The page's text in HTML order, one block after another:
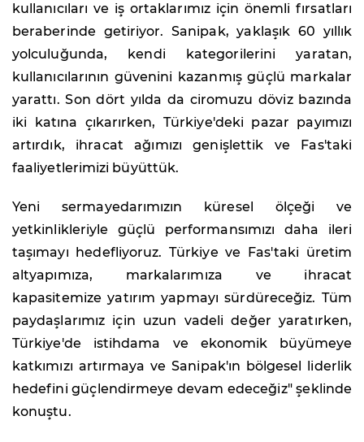
kullanıcıları ve iş ortaklarımız için önemli fırsatları
beraberinde getiriyor. Sanipak, yaklaşık 60 yıllık
yolculuğunda, kendi kategorilerini yaratan,
kullanıcılarının güvenini kazanmış güçlü markalar
yarattı. Son dört yılda da ciromuzu döviz bazında
iki katına çıkarırken, Türkiye'deki pazar payımızı
artırdık, ihracat ağımızı genişlettik ve Fas'taki
faaliyetlerimizi büyüttük.
Yeni sermayedarımızın küresel ölçeği ve
yetkinlikleriyle güçlü performansımızı daha ileri
taşımayı hedefliyoruz. Türkiye ve Fas'taki üretim
altyapımıza, markalarımıza ve ihracat
kapasitemize yatırım yapmayı sürdüreceğiz. Tüm
paydaşlarımız için uzun vadeli değer yaratırken,
Türkiye'de istihdama ve ekonomik büyümeye
katkımızı artırmaya ve Sanipak'ın bölgesel liderlik
hedefini güçlendirmeye devam edeceğiz" şeklinde
konuştu.